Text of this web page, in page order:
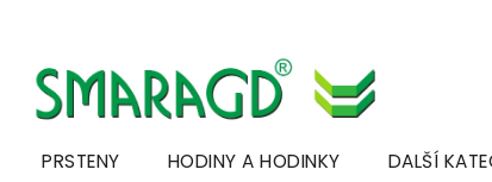
PRSTENY HODINY A HODINKY DALŠÍ